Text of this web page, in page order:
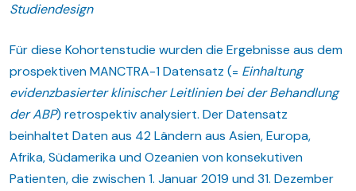
Studiendesign
Für diese Kohortenstudie wurden die Ergebnisse aus dem
prospektiven MANCTRA-1 Datensatz (= Einhaltung
evidenzbasierter klinischer Leitlinien bei der Behandlung
der ABP) retrospektiv analysiert. Der Datensatz
beinhaltet Daten aus 42 Ländern aus Asien, Europa,
Afrika, Südamerika und Ozeanien von konsekutiven
Patienten, die zwischen 1. Januar 2019 und 31. Dezember